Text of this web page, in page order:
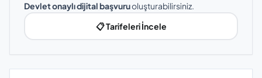
Devlet onaylı dijital başvuruoluşturabilirsiniz.
📋 Tarifeleri İncele